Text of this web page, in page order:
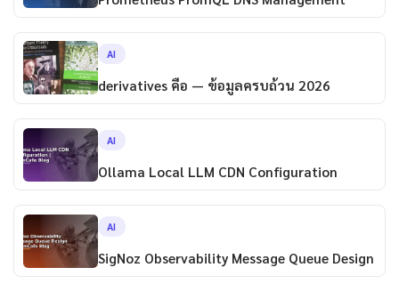
AI
derivatives คือ — ข้อมูลครบถ้วน 2026
AI
Ollama Local LLM CDN Configuration
AI
SigNoz Observability Message Queue Design